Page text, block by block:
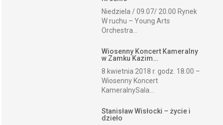
Niedziela / 09.07/ 20.00 Rynek
W ruchu – Young Arts
Orchestra...
Wiosenny Koncert Kameralny
w Zamku Kazim…
8 kwietnia 2018 r. godz. 18.00 –
Wiosenny Koncert
KameralnySala...
Stanisław Wisłocki – życie i
dzieło